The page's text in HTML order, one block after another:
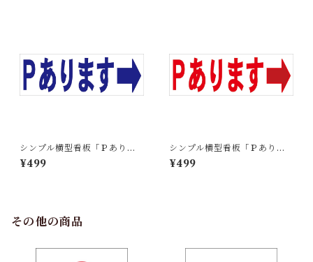
シンプル横型看板「Ｐありま
す 右矢印(青)」【駐車場】屋
外可
¥499
シンプル横型看板「Ｐありま
す 右矢印(赤)」【駐車場】屋
外可
¥499
その他の商品